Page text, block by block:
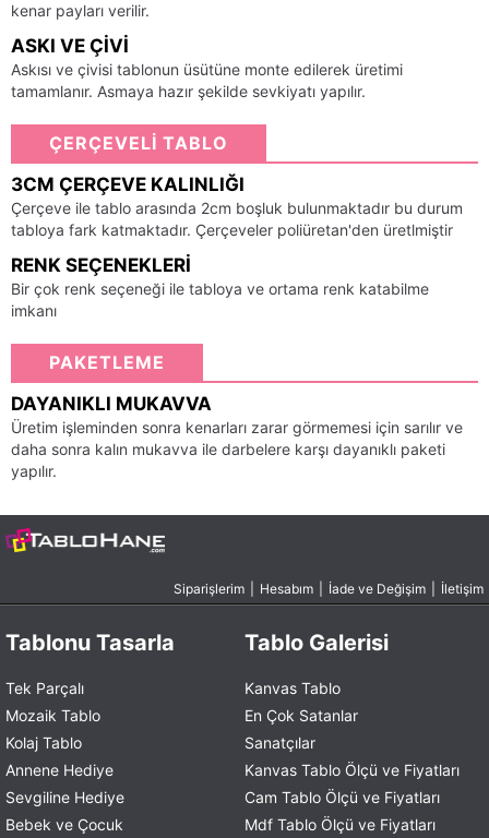
kenar payları verilir.
ASKI VE ÇIVI
Askısı ve çivisi tablonun üsütüne monte edilerek üretimi
tamamlanır. Asmaya hazır şekilde sevkiyatı yapılır.
ÇERÇEVELİ TABLO
3CM ÇERÇEVE KALINLIĞI
Çerçeve ile tablo arasında 2cm boşluk bulunmaktadır bu durum
tabloya fark katmaktadır. Çerçeveler poliüretan'den üretlmiştir
RENK SEÇENEKLERI
Bir çok renk seçeneği ile tabloya ve ortama renk katabilme
imkanı
PAKETLEME
DAYANIKLI MUKAVVA
Üretim işleminden sonra kenarları zarar görmemesi için sarılır ve
daha sonra kalın mukavva ile darbelere karşı dayanıklı paketi
yapılır.
Siparişlerim Hesabım İade ve Değişim İletişim
Tablonu Tasarla
Tek Parçalı
Mozaik Tablo
Kolaj Tablo
Annene Hediye
Sevgiline Hediye
Bebek ve Çocuk
Tablo Galerisi
Kanvas Tablo
En Çok Satanlar
Sanatçılar
Kanvas Tablo Ölçü ve Fiyatları
Cam Tablo Ölçü ve Fiyatları
Mdf Tablo Ölçü ve Fiyatları